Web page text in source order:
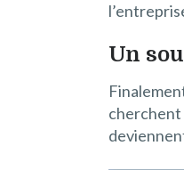
Un
cherchent